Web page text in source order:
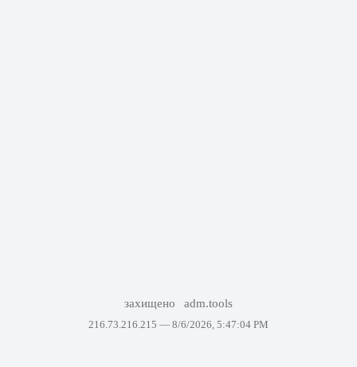
захищено adm.tools
216.73.216.215 — 8/6/2026, 5:47:04 PM